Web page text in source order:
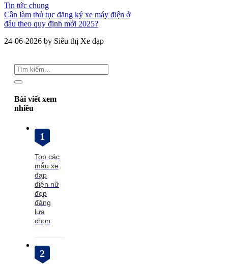
Tin tức chung
Cần làm thủ tục đăng ký xe máy điện ở
đâu theo quy định mới 2025?
24-06-2026 by Siêu thị Xe đạp
Bài viết xem
nhiều
1
Top các
mẫu xe
đạp
điện nữ
đẹp
đáng
lựa
chọn
2